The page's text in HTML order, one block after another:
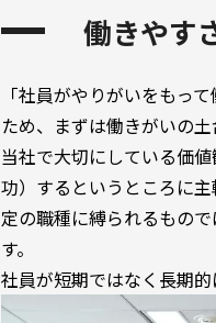
働きやす
「社員がやりがいをもっ
ため、まずは働きがいの
当社で大切にしている価
功）するというところに
定の職種に縛られるもの
す。
社員が短期ではなく長期